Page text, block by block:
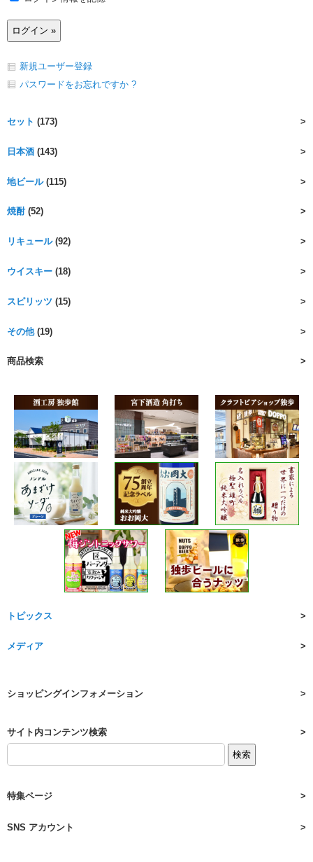
新規ユーザー登録
パスワードをお忘れですか ?
セット (173)
日本酒 (143)
地ビール(115)
焼酎(52)
リキュール(92)
ウイスキー (18)
スピリッツ (15)
その他(19)
商品検索
トピックス
メディア
ショッピングインフォメーション
サイト内コンテンツ検索
特集ページ
SNS アカウント